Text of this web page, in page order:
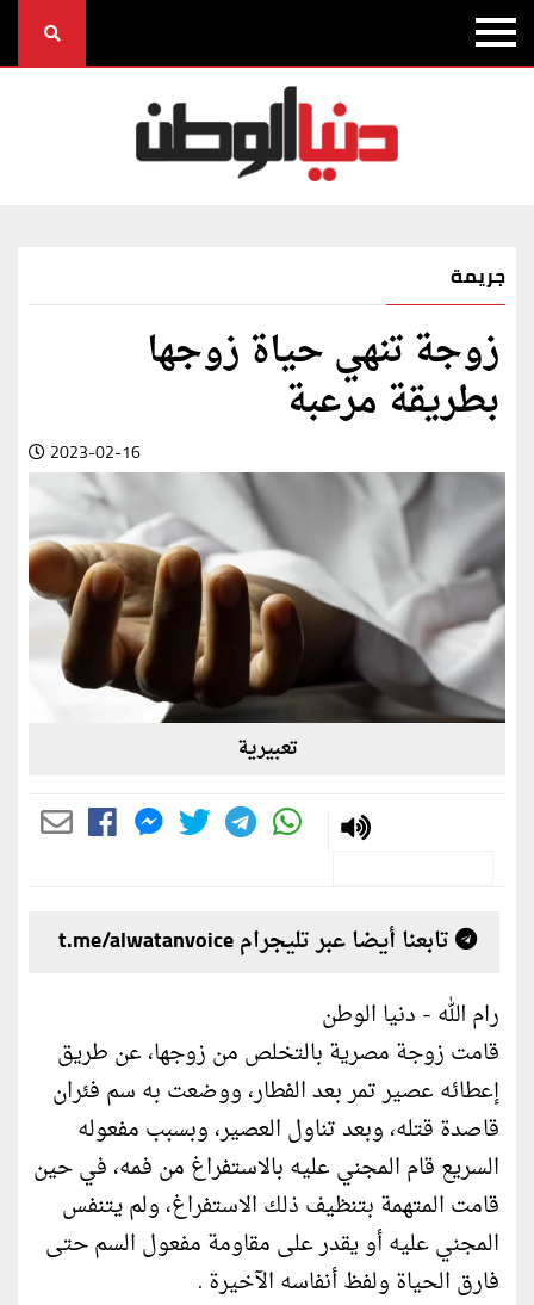
جريمة
زوجة تنهي حياة زوجها
بطريقة مرعبة
2023-02-16
تعبيرية
تابعنا أيضا عبر تليجرام t.me/alwatanvoice
رام الله - دنيا الوطن
قامت زوجة مصرية بالتخلص من زوجها، عن طريق
إعطائه عصير تمر بعد الفطار، ووضعت به سم فئران
قاصدة قتله، وبعد تناول العصير، وبسبب مفعوله
السريع قام المجني عليه بالاستفراغ من فمه، في حين
قامت المتهمة بتنظيف ذلك الاستفراغ، ولم يتنفس
المجني عليه أو يقدر على مقاومة مفعول السم حتى
فارق الحياة ولفظ أنفاسه الآخيرة .